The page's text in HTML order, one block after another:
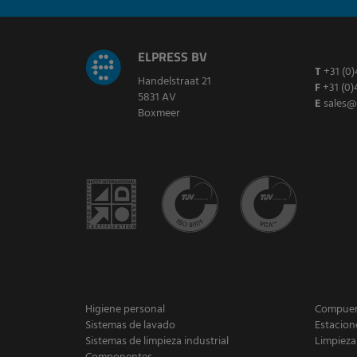
ELPRESS BV
Handelstraat 21
5831 AV
Boxmeer
T +31
F+31
E
Higiene personal
Sistemas de lavado
Sistemas de limpieza industrial